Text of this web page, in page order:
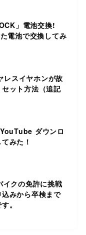
」電池交換!
電池で交換してみ
スイヤホンが故
ット方法（追記
ダウンロ
みた！
イクの免許に挑戦
込みから卒検まで
。